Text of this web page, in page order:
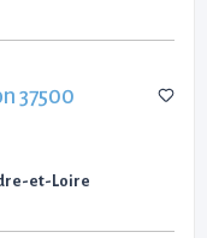
37500
et-Loire